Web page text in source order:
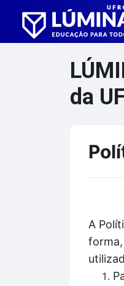
Ir para o conteúdo
da
A